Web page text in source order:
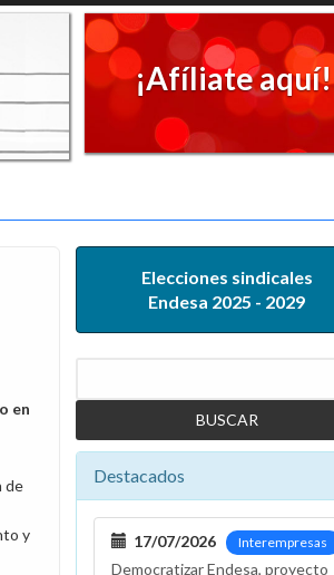
¡Afíliate aquí!
en
de
y
Elecciones sindicales
Endesa 2025 - 2029
Destacados
Interempresas
17/07/2026
Democratizar Endesa, proyecto